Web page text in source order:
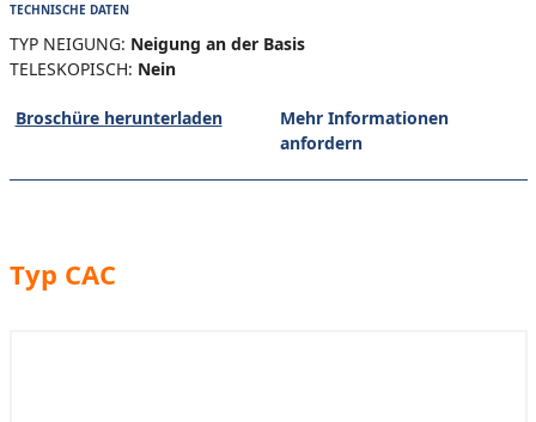
TECHNISCHE DATEN
TYP NEIGUNG: Neigung an der Basis
TELESKOPISCH: Nein
Broschüre herunterladen
Mehr Informationen
anfordern
Typ CAC